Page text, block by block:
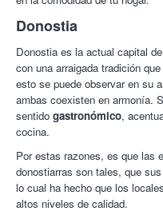
Donostia
Donostia es la actual capital
con una arraigada tradición
esto se puede observar en su
ambas coexisten en armonía.
sentido gastronómico,
cocina.
Por estas razones, es que las
donostiarras son tales, que
lo cual ha hecho que los
altos niveles de calidad.